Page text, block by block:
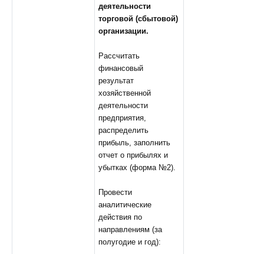
деятельности
торговой (сбытовой)
организации.
Рассчитать
финансовый
результат
хозяйственной
деятельности
предприятия,
распределить
прибыль, заполнить
отчет о прибылях и
убытках (форма №2).
Провести
аналитические
действия по
направлениям (за
полугодие и год):